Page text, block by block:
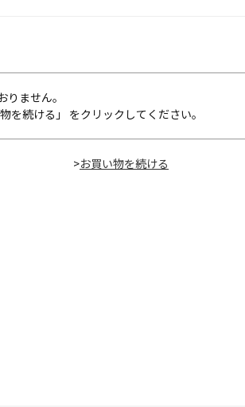
ません。
を続ける」 をクリックしてください。
>